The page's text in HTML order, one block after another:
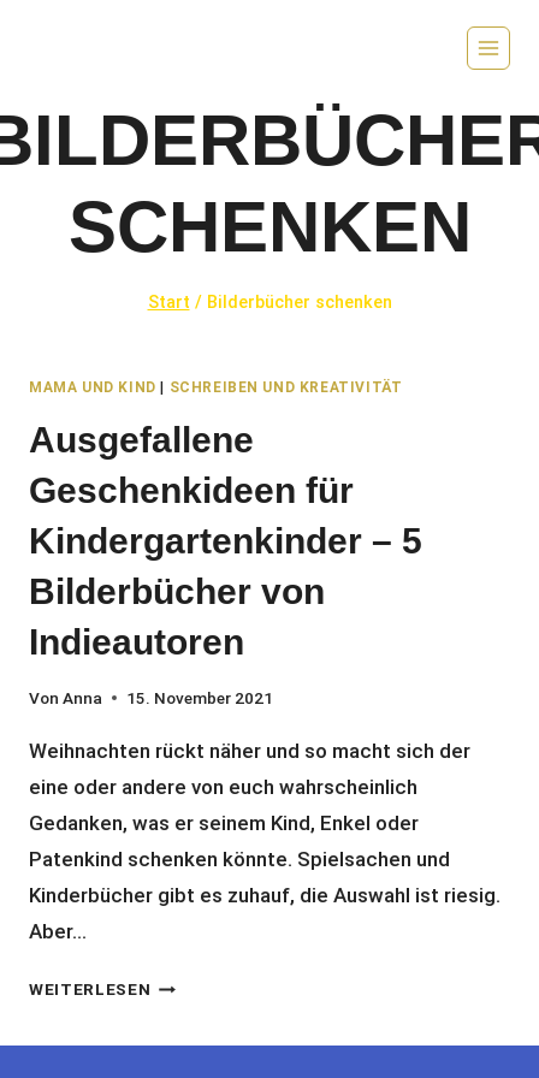
SCHENKEN
Start / Bilderbücher schenken
MAMA UND KIND SCHREIBEN UND KREATIVITÄT
Ausgefallene
Geschenkideen für
Kindergartenkinder – 5
Bilderbücher von
Indieautoren
Von Anna 15. November 2021
Weihnachten rückt näher und so macht sich der
eine oder andere von euch wahrscheinlich
Gedanken, was er seinem Kind, Enkel oder
Patenkind schenken könnte. Spielsachen und
Kinderbücher gibt es zuhauf, die Auswahl ist riesig.
Aber…
WEITERLESEN AUSGEFALLENE
FÜR